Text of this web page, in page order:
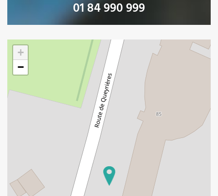
01 84 990 999
Loading map ...
+
−